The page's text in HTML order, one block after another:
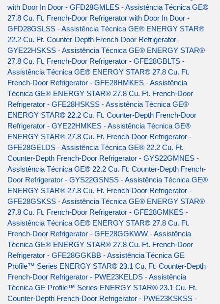
with Door In Door - GFD28GMLES -Assistência Técnica GE®
27.8 Cu. Ft. French-Door Refrigerator with Door In Door -
GFD28GSLSS -Assistência Técnica GE® ENERGY STAR®
22.2 Cu. Ft. Counter-Depth French-Door Refrigerator -
GYE22HSKSS -Assistência Técnica GE® ENERGY STAR®
27.8 Cu. Ft. French-Door Refrigerator - GFE28GBLTS -
Assistência Técnica GE® ENERGY STAR® 27.8 Cu. Ft.
French-Door Refrigerator - GFE28HMKES -Assistência
Técnica GE® ENERGY STAR® 27.8 Cu. Ft. French-Door
Refrigerator - GFE28HSKSS -Assistência Técnica GE®
ENERGY STAR® 22.2 Cu. Ft. Counter-Depth French-Door
Refrigerator - GYE22HMKES -Assistência Técnica GE®
ENERGY STAR® 27.8 Cu. Ft. French-Door Refrigerator -
GFE28GELDS -Assistência Técnica GE® 22.2 Cu. Ft.
Counter-Depth French-Door Refrigerator - GYS22GMNES -
Assistência Técnica GE® 22.2 Cu. Ft. Counter-Depth French-
Door Refrigerator - GYS22GSNSS -Assistência Técnica GE®
ENERGY STAR® 27.8 Cu. Ft. French-Door Refrigerator -
GFE28GSKSS -Assistência Técnica GE® ENERGY STAR®
27.8 Cu. Ft. French-Door Refrigerator - GFE28GMKES -
Assistência Técnica GE® ENERGY STAR® 27.8 Cu. Ft.
French-Door Refrigerator - GFE28GGKWW -Assistência
Técnica GE® ENERGY STAR® 27.8 Cu. Ft. French-Door
Refrigerator - GFE28GGKBB -Assistência Técnica GE
Profile™ Series ENERGY STAR® 23.1 Cu. Ft. Counter-Depth
French-Door Refrigerator - PWE23KELDS -Assistência
Técnica GE Profile™ Series ENERGY STAR® 23.1 Cu. Ft.
Counter-Depth French-Door Refrigerator - PWE23KSKSS -